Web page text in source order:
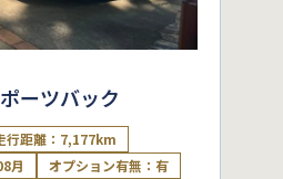
ーツバック
行距離：7,177km
月
オプション有無：有